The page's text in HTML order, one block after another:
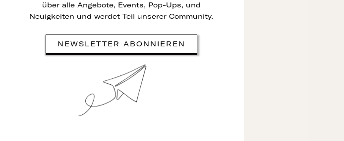
über alle Angebote, Events, Pop-Ups, und
Neuigkeiten und werdet Teil unserer Community.
NEWSLETTER ABONNIEREN